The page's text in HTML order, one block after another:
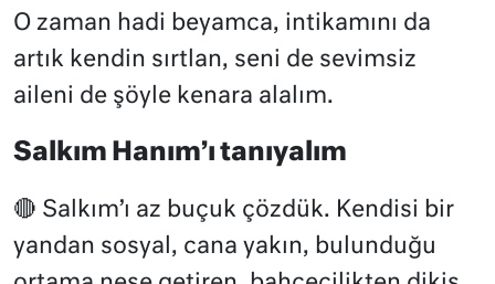
O zaman hadi beyamca, intikamını da
artık kendin sırtlan, seni de sevimsiz
aileni de şöyle kenara alalım.
Salkım Hanım’ı tanıyalım
🔴 Salkım’ı az buçuk çözdük. Kendisi bir
yandan sosyal, cana yakın, bulunduğu